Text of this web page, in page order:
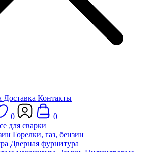
Доставка Контакты
0
0
для сварки
Горелки, газ, бензин
Дверная фурнитура